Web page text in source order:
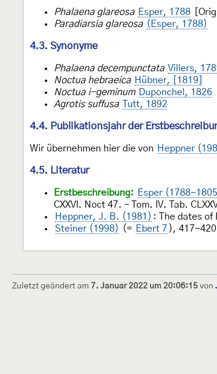
Phalaena glareosa Esper, 1788
Paradiarsia glareosa (Esper, 1788)
4.3. Synonyme
Phalaena decempunctata Villers,
Noctua hebraeica Hübner, [1819]
Noctua i-geminum
Duponchel, 1826
Agrotis suffusa
Tutt, 1892
4.4. Publikationsjahr der
Wir übernehmen hier die von Heppner
4.5. Literatur
Erstbeschreibung: Esper (1788-
CXXVI. Noct 47. – Tom. IV. Tab.
Heppner, J. B. (1981) : The dates
Steiner (1998)
(= Ebert 7 ), 417-
Zuletzt geändert am 7. Januar 2022 um 20:06:15 von